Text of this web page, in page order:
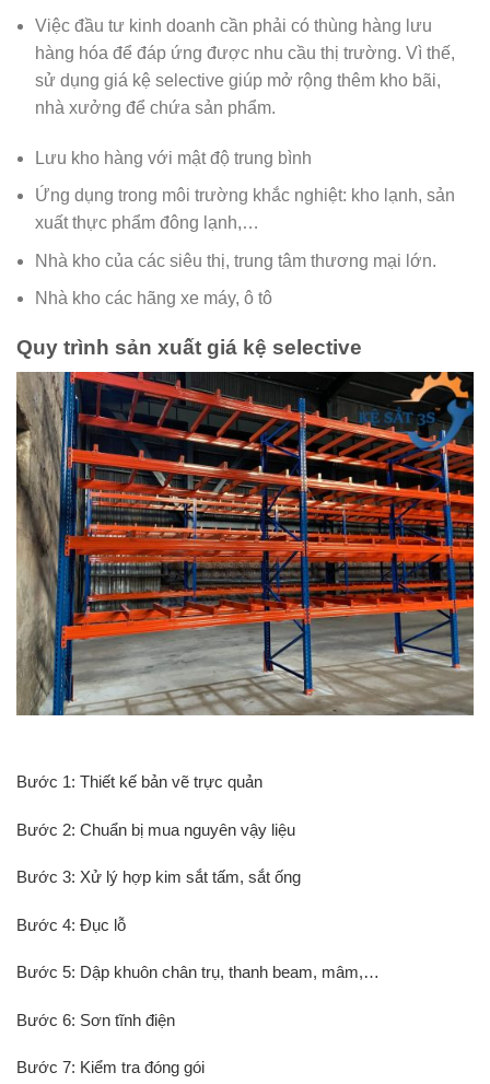
Việc đầu tư kinh doanh cần phải có thùng hàng lưu
hàng hóa để đáp ứng được nhu cầu thị trường. Vì thế,
sử dụng giá kệ selective giúp mở rộng thêm kho bãi,
nhà xưởng để chứa sản phẩm.
Lưu kho hàng với mật độ trung bình
Ứng dụng trong môi trường khắc nghiệt: kho lạnh, sản
xuất thực phẩm đông lạnh,…
Nhà kho của các siêu thị, trung tâm thương mại lớn.
Nhà kho các hãng xe máy, ô tô
Quy trình sản xuất giá kệ selective
Bước 1: Thiết kế bản vẽ trực quản
Bước 2: Chuẩn bị mua nguyên vậy liệu
Bước 3: Xử lý hợp kim sắt tấm, sắt ống
Bước 4: Đục lỗ
Bước 5: Dập khuôn chân trụ, thanh beam, mâm,…
Bước 6: Sơn tĩnh điện
Bước 7: Kiểm tra đóng gói